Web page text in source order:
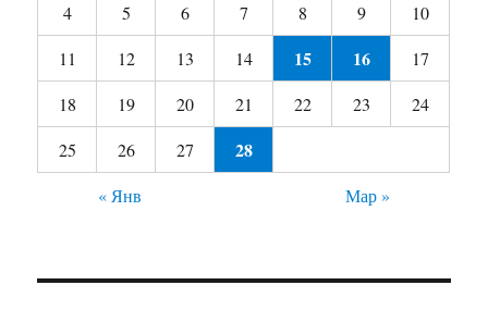
4
5 6 7 8 9
10
11
12 13 14 15 16
17
18
19 20 21 22 23
24
25
26 27 28
« Янв Мар »